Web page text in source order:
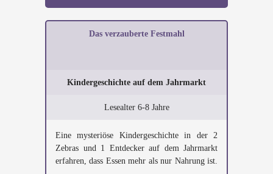
Das verzauberte Festmahl
Kindergeschichte auf dem Jahrmarkt
Lesealter 6-8 Jahre
Eine mysteriöse Kindergeschichte in der 2
Zebras und 1 Entdecker auf dem Jahrmarkt
erfahren, dass Essen mehr als nur Nahrung ist.